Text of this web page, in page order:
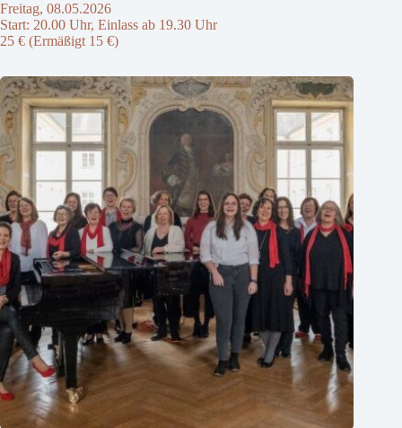
Freitag, 08.05.2026
Start: 20.00 Uhr, Einlass ab 19.30 Uhr
25 € (Ermäßigt 15 €)